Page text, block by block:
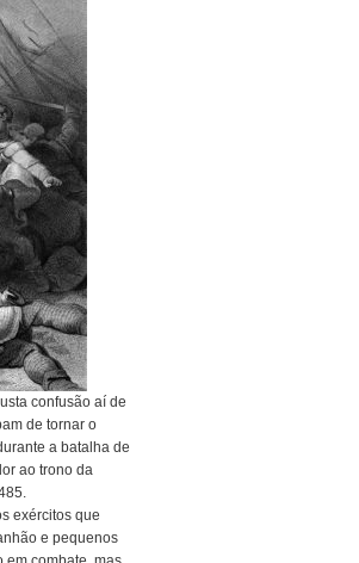
confusão aí de
de tornar o
a batalha de
ao trono da
exércitos que
e pequenos